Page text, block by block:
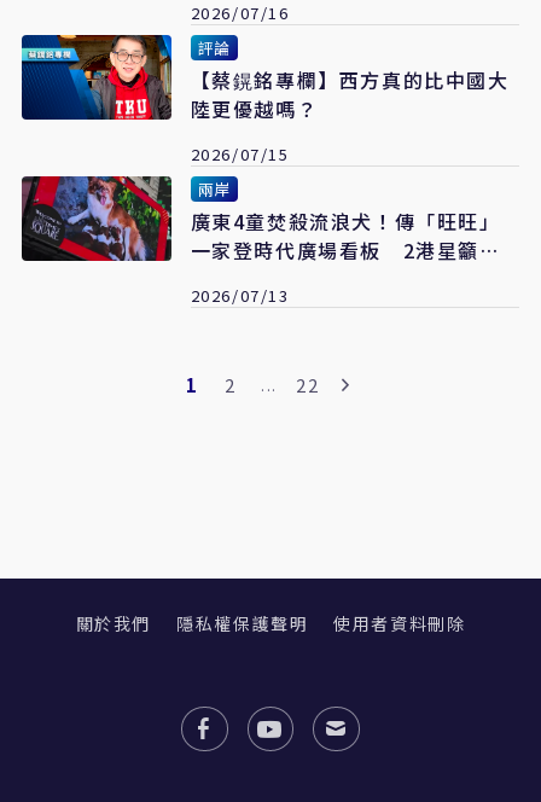
2026/07/16
評論
【蔡鎤銘專欄】西方真的比中國大
陸更優越嗎？
2026/07/15
兩岸
廣東4童焚殺流浪犬！傳「旺旺」
一家登時代廣場看板 2港星籲快
2026/07/13
1 2 ... 22
關於我們 隱私權保護聲明 使用者資料刪除